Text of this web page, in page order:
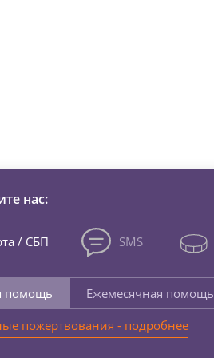
нас:
/ СБП SMS
помощь
Ежемесячная помощь
пожертвования - подробнее